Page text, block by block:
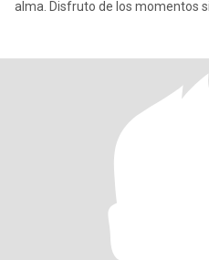
alma. Disfruto de los momentos simples: una charla con amigos,